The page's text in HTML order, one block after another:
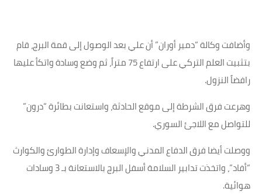
وأضافت وكالة “دمير أوران” أن علي بعد الوصول إلى قمة البرج، قام
بتثبيت العلم التركي على ارتفاع 75 متراً، ثم وضع وسادة واتكأ عليها
رافضاً النزول.
وهرعت فرق الشرطة إلى موقع الحادثة، واستعانت بطائرة “درون”
للتواصل مع اللاجئ السوري.
ووصلت أيضا فرق الدفاع المدني والإسعاف وإدارة الطوارئ والكوارث
“أفاد”، واتخذت تدابير السلامة أسفل البرج بالاستعانة بـ 3 وسادات
هوائية.